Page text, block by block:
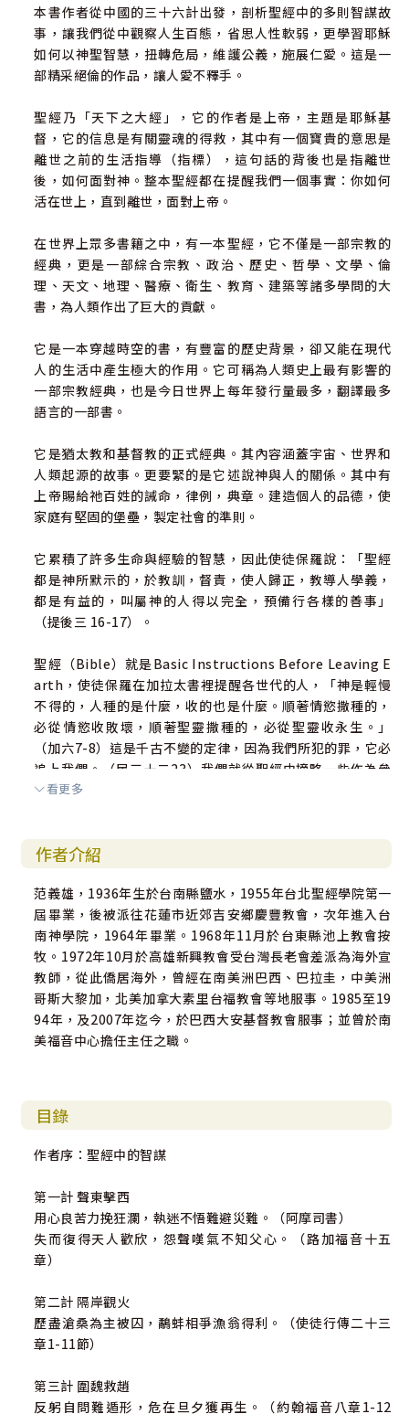
本書作者從中國的三十六計出發，剖析聖經中的多則智謀故
事，讓我們從中觀察人生百態，省思人性軟弱，更學習耶穌
如何以神聖智慧，扭轉危局，維護公義，施展仁愛。這是一
部精采絕倫的作品，讓人愛不釋手。
聖經乃「天下之大經」，它的作者是上帝，主題是耶穌基
督，它的信息是有關靈魂的得救，其中有一個寶貴的意思是
離世之前的生活指導（指標），這句話的背後也是指離世
後，如何面對神。整本聖經都在提醒我們一個事實：你如何
活在世上，直到離世，面對上帝。
在世界上眾多書籍之中，有一本聖經，它不僅是一部宗教的
經典，更是一部綜合宗教、政治、歷史、哲學、文學、倫
理、天文、地理、醫療、衛生、教育、建築等諸多學問的大
書，為人類作出了巨大的貢獻。
它是一本穿越時空的書，有豐富的歷史背景，卻又能在現代
人的生活中產生極大的作用。它可稱為人類史上最有影響的
一部宗教經典，也是今日世界上每年發行量最多，翻譯最多
語言的一部書。
它是猶太教和基督教的正式經典。其內容涵蓋宇宙、世界和
人類起源的故事。更要緊的是它述說神與人的關係。其中有
上帝賜給祂百姓的誡命，律例，典章。建造個人的品德，使
家庭有堅固的堡壘，製定社會的準則。
它累積了許多生命與經驗的智慧，因此使徒保羅說：「聖經
都是神所默示的，於教訓，督責，使人歸正，教導人學義，
都是有益的，叫屬神的人得以完全，預備行各樣的善事」
（提後三 16-17）。
聖經（Bible）就是Basic Instructions Before Leaving E
arth，使徒保羅在加拉太書裡提醒各世代的人，「神是輕慢
不得的，人種的是什麼，收的也是什麼。順著情慾撒種的，
必從情慾收敗壞，順著聖靈撒種的，必從聖靈收永生。」
（加六7-8）這是千古不變的定律，因為我們所犯的罪，它必
追上我們。（民三十二23）我們就從聖經中摘略一些作為參
考，一方面學習智慧，另一方面也做我們生活的警惕。我們
看更多
作者介紹
范義雄，1936年生於台南縣鹽水，1955年台北聖經學院第一
屆畢業，後被派往花蓮市近郊吉安鄉慶豐教會，次年進入台
南神學院，1964年畢業。1968年11月於台東縣池上教會按
牧。1972年10月於高雄新興教會受台灣長老會差派為海外宣
教師，從此僑居海外，曾經在南美洲巴西、巴拉圭，中美洲
哥斯大黎加，北美加拿大素里台福教會等地服事。1985至19
94年，及2007年迄今，於巴西大安基督教會服事；並曾於南
美福音中心擔任主任之職。
目錄
作者序：聖經中的智謀
第一計 聲東擊西
用心良苦力挽狂瀾，執迷不悟難避災難。（阿摩司書）
失而復得天人歡欣，怨聲嘆氣不知父心。（路加福音十五
章）
第二計 隔岸觀火
歷盡滄桑為主被囚，鷸蚌相爭漁翁得利。（使徒行傳二十三
章1-11節）
第三計 圍魏救趙
反躬自問難遁形，危在旦夕獲再生。（約翰福音八章1-12